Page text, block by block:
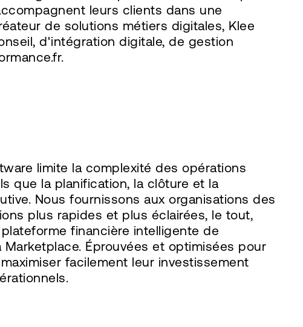
leurs clients dans une
de solutions métiers digitales, Klee
d'intégration digitale, de gestion
limite la complexité des opérations
que la planification, la clôture et la
Nous fournissons aux organisations des
plus rapides et plus éclairées, le tout,
financière intelligente de
Éprouvées et optimisées pour
facilement leur investissement